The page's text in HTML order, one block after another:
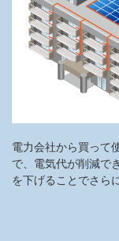
電力会社から買って
で、電気代が削減で
を下げることでさら